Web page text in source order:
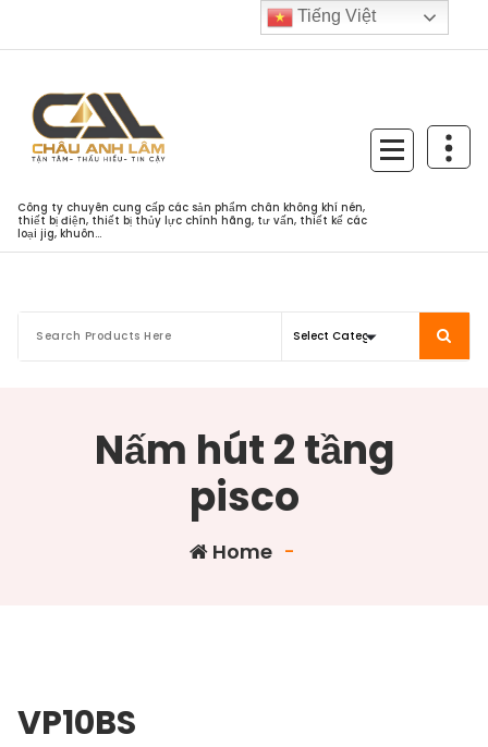
Công ty chuyên cung cấp các sản phẩm chân không khí nén,
thiết bị điện, thiết bị thủy lực chính hãng, tư vấn, thiết kế các
loại jig, khuôn...
Nấm hút 2 tầng
pisco
Home -
VP10BS
Tiếng Việt